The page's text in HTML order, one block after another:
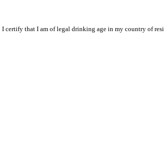
I certify that I am of legal drinking age in my country of